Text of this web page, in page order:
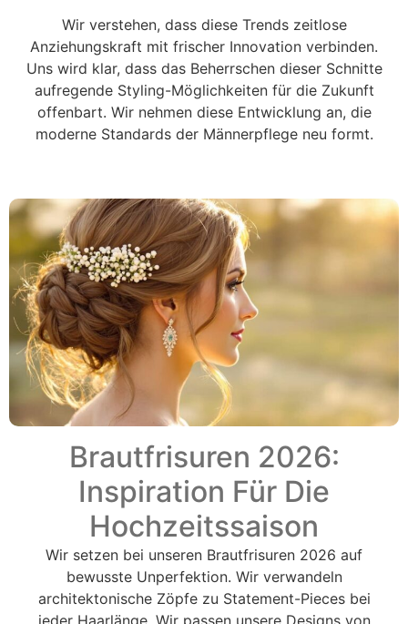
Wir verstehen, dass diese Trends zeitlose
Anziehungskraft mit frischer Innovation verbinden.
Uns wird klar, dass das Beherrschen dieser Schnitte
aufregende Styling-Möglichkeiten für die Zukunft
offenbart. Wir nehmen diese Entwicklung an, die
moderne Standards der Männerpflege neu formt.
Brautfrisuren 2026:
Inspiration Für Die
Hochzeitssaison
Wir setzen bei unseren Brautfrisuren 2026 auf
bewusste Unperfektion. Wir verwandeln
architektonische Zöpfe zu Statement-Pieces bei